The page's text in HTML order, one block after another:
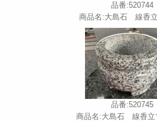
品番:520744
商品名:大島石 線香
品番:520745
商品名:大島石 線香